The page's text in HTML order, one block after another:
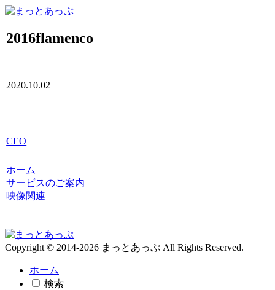
2016flamenco
2020.10.02
CEO
ホーム
サービスのご案内
映像関連
Copyright © 2014-2026 まっとあっぷ All Rights Reserved.
ホーム
検索